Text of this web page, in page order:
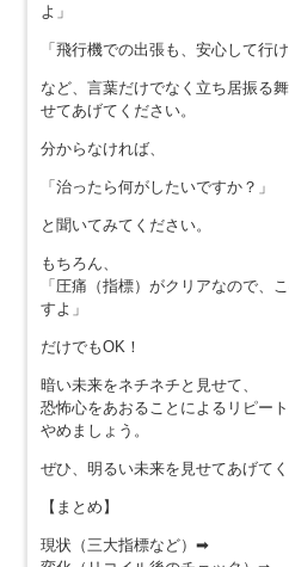
よ」
「飛行機での出張も、安心して行
など、言葉だけでなく立ち居振る
せてあげてください。
分からなければ、
「治ったら何がしたいですか？」
と聞いてみてください。
もちろん、
「圧痛（指標）がクリアなので、
すよ」
だけでもOK！
暗い未来をネチネチと見せて、
恐怖心をあおることによるリピー
やめましょう。
ぜひ、明るい未来を見せてあげてく
【まとめ】
現状（三大指標など）➡︎